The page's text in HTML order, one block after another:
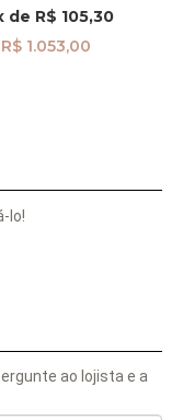
de R$ 105,30
R$ 1.053,00
lo!
ao lojista e a